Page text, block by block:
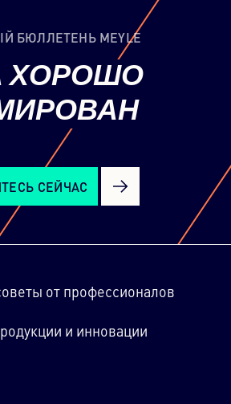
которые не
посетителю. Владелец
настроить его с
управления
чтобы добавить этот
используемых
технологий.
Usercentrics Consent Management
Platform
БЮЛЛЕТЕНЬ MEYLE
ХОРОШО
СЕЙЧАС
от профессионалов
и инновации